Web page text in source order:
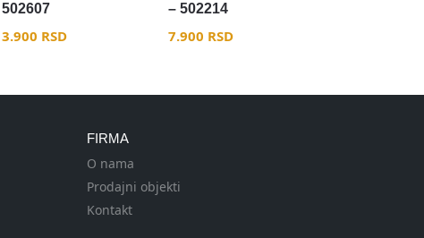
502607
3.900 RSD
– 502214
7.900 RSD
FIRMA
O nama
Prodajni objekti
Kontakt